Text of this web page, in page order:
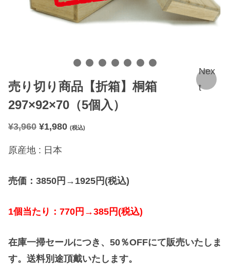
Nex
t
売り切り商品【折箱】桐箱
297×92×70（5個入）
¥3,960 元
¥
,
9
¥1,980現
は
1
,
(税込)
原産地 : 日本
売価： 3850 円 →1925 円 (税込)
1個当たり： 770 円 →385 円(税込)
在庫一掃セールにつき、 50％OFFにて販売いたしま
す。送料別途頂戴いたします。